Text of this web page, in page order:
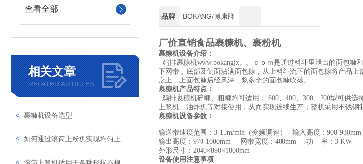
查看全部
相关文章
RELATED ARTICLES
裹糠机设备选型
品牌 BOKANG/博康牌
厂价直销食品裹糠机、裹粉机
裹糠机设备介绍：
鸡排裹糠机www.bokangjx。。ｃｏｍ是通过料斗里泄出的面包糠
下网带，底部及侧面沾满面包糠，从上料斗流下的面包糠将产品
之上，上面包糠后经风淋，浆多余的面包糠吹落。
裹糠机产品特点：
鸡排裹糠机碎糠、粗 糠均可适用； 600、400、300、200型可供选
上浆机、油炸机等对接使用，从而实现连续生产；整机采用不锈钢
裹糠机设备参数：
输送带速度范围 ： 3-15m/min（变频调速） 输入高度 ：900-930mm
输出高度 ：970-1000mm 网带宽度 ： 400mm 功 率 ： 3 KW
外形尺寸 ：2040×890×1800mm
设备使用注意事项